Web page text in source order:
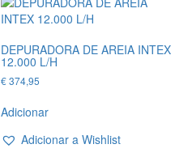
DEPURADORA DE AREIA INTEX
12.000 L/H
€374,95
Adicionar
Adicionar a Wishlist